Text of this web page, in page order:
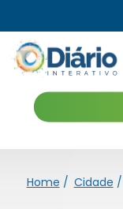
Home / Cidade /